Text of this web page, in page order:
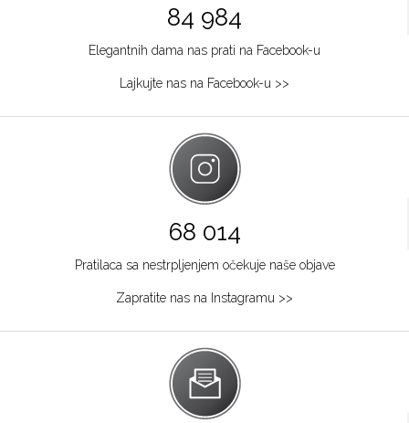
84 984
Elegantnih dama nas prati na Facebook-u
Lajkujte nas na Facebook-u >>
68 014
Pratilaca sa nestrpljenjem očekuje naše objave
Zapratite nas na Instagramu >>